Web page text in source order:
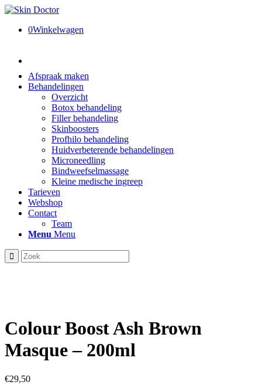
0Winkelwagen
Afspraak maken
Behandelingen
Overzicht
Botox behandeling
Filler behandeling
Skinboosters
Profhilo behandeling
Huidverbeterende behandelingen
Microneedling
Bindweefselmassage
Kleine medische ingreep
Tarieven
Webshop
Contact
Team
Menu Menu
Colour Boost Ash Brown
Masque – 200ml
€29,50